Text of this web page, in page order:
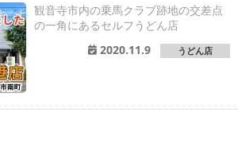
観音寺市内の乗馬クラブ跡地の交差点
の一角にあるセルフうどん店
2020.11.9
うどん店